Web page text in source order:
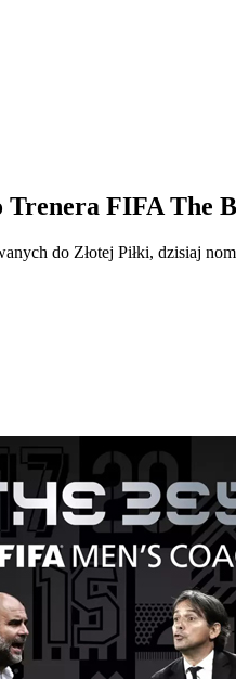
Trenera FIFA The
do Złotej Piłki, dzisiaj